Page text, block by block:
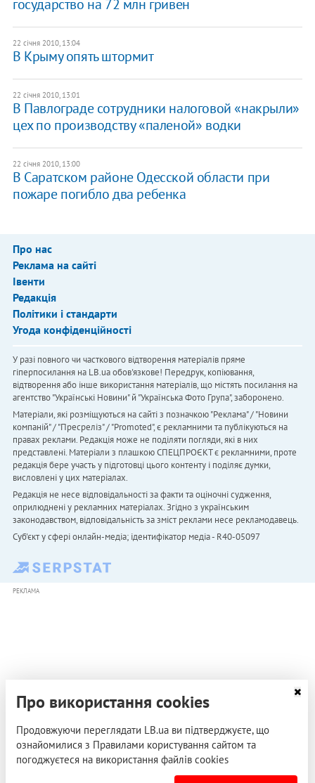
государство на 72 млн гривен
22 січня 2010, 13:04
В Крыму опять штормит
22 січня 2010, 13:01
В Павлограде сотрудники налоговой «накрыли»
цех по производству «паленой» водки
22 січня 2010, 13:00
В Саратском районе Одесской области при
пожаре погибло два ребенка
Про нас
Реклама на сайті
Івенти
Редакція
Політики і стандарти
Угода конфіденційності
У разі повного чи часткового відтворення матеріалів пряме
гіперпосилання на LB.ua обов'язкове! Передрук, копіювання,
відтворення або інше використання матеріалів, що містять посилання на
агентство "Українськi Новини" й "Українська Фото Група", заборонено.
Матеріали, які розміщуються на сайті з позначкою "Реклама" / "Новини
компаній" / "Пресреліз" / "Promoted", є рекламними та публікуються на
правах реклами. Редакція може не поділяти погляди, які в них
представлені. Матеріали з плашкою СПЕЦПРОЄКТ є рекламними, проте
редакція бере участь у підготовці цього контенту і поділяє думки,
висловлені у цих матеріалах.
Редакція не несе відповідальності за факти та оціночні судження,
оприлюднені у рекламних матеріалах. Згідно з українським
законодавством, відповідальність за зміст реклами несе рекламодавець.
Cуб'єкт у сфері онлайн-медіа; ідентифікатор медіа - R40-05097
РЕКЛАМА
Про використання cookies
Продовжуючи переглядати LB.ua ви підтверджуєте, що
ознайомилися з Правилами користування сайтом та
погоджуєтеся на використання файлів cookies